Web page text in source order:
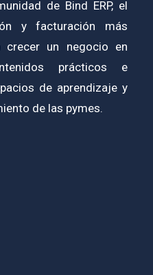
de Bind ERP, el
y facturación más
crecer un negocio en
prácticos e
de aprendizaje y
de las pymes.